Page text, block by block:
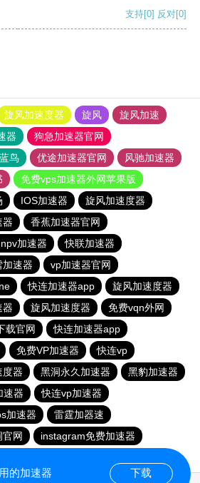
支持[0] 反对[0]
旋风加速度器 旋风
旋风加速
器
狗急加速器官网
鸟 优途加速器官网
风驰加速器
免费vps加速器外网苹果版
IOS加速器
旋风加速度器
器
香蕉加速器官网
加速器
快联加速器
加速器
vp加速器官网
快连加速器app
旋风加速度器
器 旋风加速度器
免费vqn外网
载官网
快连加速器app
免费VP加速器
快连vp
度器 黑洞永久加速器
黑豹加速器
速器
快连vp加速器
加速器
雷霆加器速
官网
instagram免费加速器
的加速器 下载